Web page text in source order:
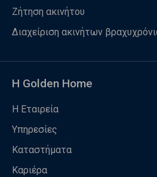
Ζήτηση ακινήτου
Διαχείριση ακινήτων
Η Golden Home
Η Εταιρεία
Υπηρεσίες
Καταστήματα
Καριέρα